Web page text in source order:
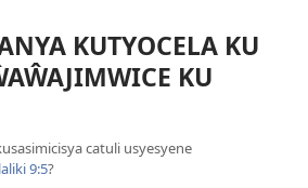
KUTYOCELA KU
KU
catuli usyesyene
9:5?